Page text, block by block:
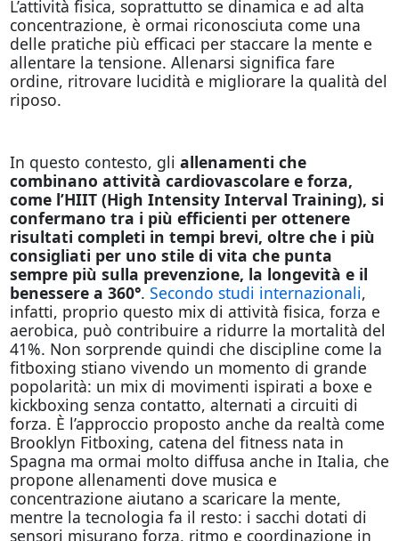
L’attività fisica, soprattutto se dinamica e ad alta
concentrazione, è ormai riconosciuta come una
delle pratiche più efficaci per staccare la mente e
allentare la tensione. Allenarsi significa fare
ordine, ritrovare lucidità e migliorare la qualità del
riposo.
In questo contesto, gli allenamenti che
combinano attività cardiovascolare e forza,
come l’HIIT (High Intensity Interval Training), si
confermano tra i più efficienti per ottenere
risultati completi in tempi brevi, oltre che i più
consigliati per uno stile di vita che punta
sempre più sulla prevenzione, la longevità e il
benessere a 360°. Secondo studi internazionali,
infatti, proprio questo mix di attività fisica, forza e
aerobica, può contribuire a ridurre la mortalità del
41%. Non sorprende quindi che discipline come la
fitboxing stiano vivendo un momento di grande
popolarità: un mix di movimenti ispirati a boxe e
kickboxing senza contatto, alternati a circuiti di
forza. È l’approccio proposto anche da realtà come
Brooklyn Fitboxing, catena del fitness nata in
Spagna ma ormai molto diffusa anche in Italia, che
propone allenamenti dove musica e
concentrazione aiutano a scaricare la mente,
mentre la tecnologia fa il resto: i sacchi dotati di
sensori misurano forza, ritmo e coordinazione in